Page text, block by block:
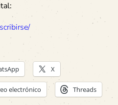
X
electrónico Threads